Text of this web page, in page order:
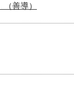
善導）